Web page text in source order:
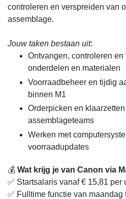
controleren en verspreiden van
assemblage.
Jouw taken bestaan uit:
Ontvangen, controleren en
onderdelen en materialen
Voorraadbeheer en tijdig
binnen M1
Orderpicken en
assemblageteams
Werken met
voorraadupdates
💰 Wat krijg je van Canon via
✅ Startsalaris vanaf € 15,81 per
✅ Fulltime functie van